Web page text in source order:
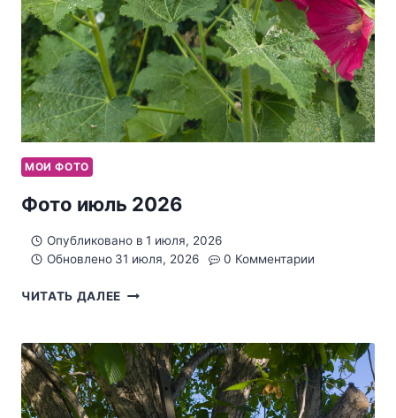
МОИ ФОТО
Фото июль 2026
Опубликовано в 1 июля, 2026
Обновлено 31 июля, 2026 0 Комментарии
ЧИТАТЬ ДАЛЕЕ ФОТО